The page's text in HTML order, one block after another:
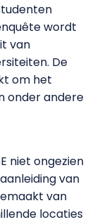
wordt
van
De
om het
onder andere
niet ongezien
van
van
locaties